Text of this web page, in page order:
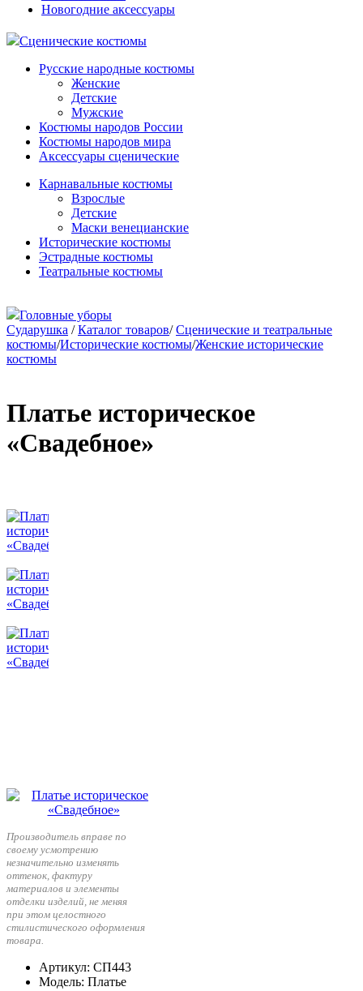
Новогодние аксессуары
Сценические костюмы
Русские народные костюмы
Женские
Детские
Мужские
Костюмы народов России
Костюмы народов мира
Аксессуары сценические
Карнавальные костюмы
Взрослые
Детские
Маски венецианские
Исторические костюмы
Эстрадные костюмы
Театральные костюмы
Головные уборы
Сударушка / Каталог товаров/ Сценические и театральные
костюмы/Исторические костюмы/Женские исторические
костюмы
Платье историческое
«Свадебное»
Производитель вправе по
своему усмотрению
незначительно изменять
оттенок, фактуру
материалов и элементы
отделки изделий, не меняя
при этом целостного
стилистического оформления
товара.
Артикул: СП443
Модель: Платье